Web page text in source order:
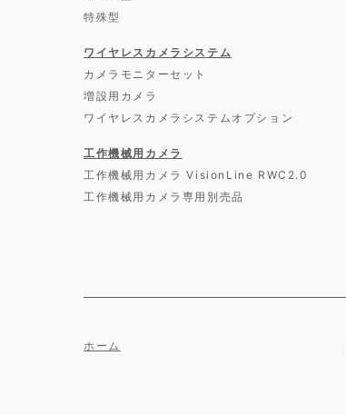
特殊型
ワイヤレスカメラシステム
カメラモニターセット
増設用カメラ
ワイヤレスカメラシステムオプション
工作機械用カメラ
工作機械用カメラ VisionLine RWC2.0
工作機械用カメラ専用別売品
ホーム